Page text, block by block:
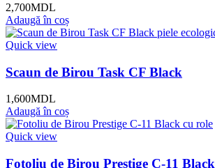
2,700MDL
Adaugă în coș
Quick view
Scaun de Birou Task CF Black
1,600MDL
Adaugă în coș
Quick view
Fotoliu de Birou Prestige C-11 Black